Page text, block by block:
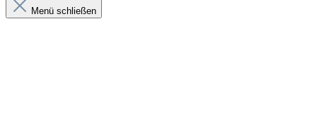
Menü schließen